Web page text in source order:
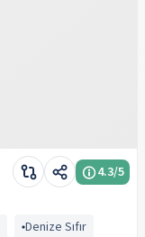
4.3/5
Denize Sıfır